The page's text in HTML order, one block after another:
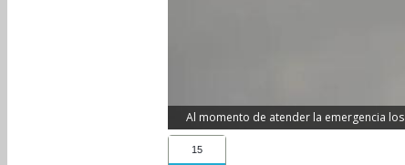
Al momento de atender la emergencia
15